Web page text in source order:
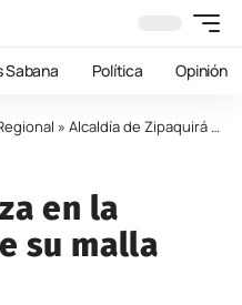
Sabana Política Opinión
» Alcaldía de Zipaquirá
en la
su malla